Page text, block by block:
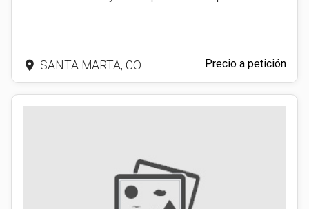
place SANTA MARTA, CO Precio a petición